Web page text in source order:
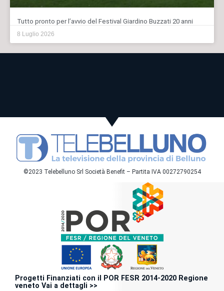
Tutto pronto per l’avvio del Festival Giardino Buzzati 20 anni
8 Luglio 2026
©2023 Telebelluno Srl Società Benefit – Partita IVA 00272790254
Progetti Finanziati con il POR FESR 2014-2020 Regione
veneto Vai a dettagli >>